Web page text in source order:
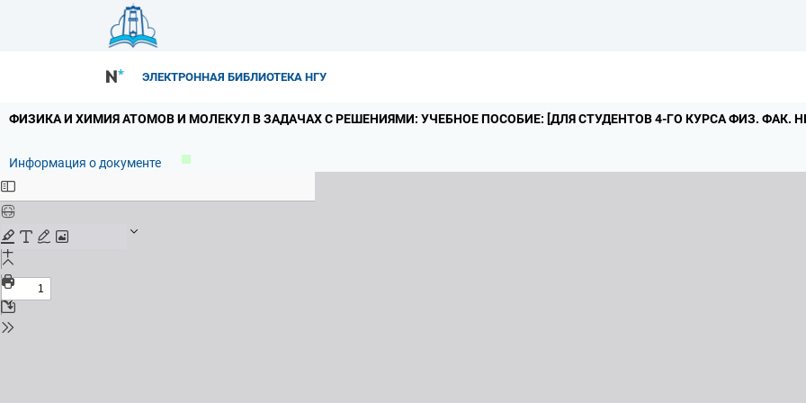
ЭЛЕКТРОННАЯ БИБЛИОТЕКА НГУ
ФИЗИКА И ХИМИЯ АТОМОВ И МОЛЕКУЛ В ЗАДАЧАХ С РЕШЕНИЯМИ: УЧЕБНОЕ ПОСОБИЕ: [ДЛЯ СТУДЕНТОВ 4-ГО КУРСА ФИЗ. ФАК.
Информация о документе